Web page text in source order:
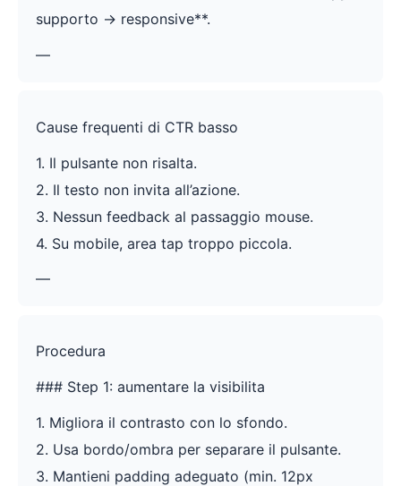
supporto -> responsive**.
—
Cause frequenti di CTR basso
1. Il pulsante non risalta.
2. Il testo non invita all’azione.
3. Nessun feedback al passaggio mouse.
4. Su mobile, area tap troppo piccola.
—
Procedura
### Step 1: aumentare la visibilita
1. Migliora il contrasto con lo sfondo.
2. Usa bordo/ombra per separare il pulsante.
3. Mantieni padding adeguato (min. 12px